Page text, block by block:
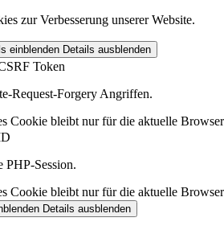
zur Verbesserung unserer Website.
einblenden Details ausblenden
Token
Request-Forgery Angriffen.
Cookie bleibt nur für die aktuelle
PHP-Session.
Cookie bleibt nur für die aktuelle
Details ausblenden